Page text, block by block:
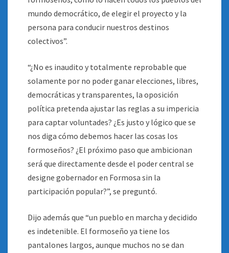
mundo democrático, de elegir el proyecto y la
persona para conducir nuestros destinos
colectivos”.
“¿No es inaudito y totalmente reprobable que
solamente por no poder ganar elecciones, libres,
democráticas y transparentes, la oposición
política pretenda ajustar las reglas a su impericia
para captar voluntades? ¿Es justo y lógico que se
nos diga cómo debemos hacer las cosas los
formoseños? ¿El próximo paso que ambicionan
será que directamente desde el poder central se
designe gobernador en Formosa sin la
participación popular?”, se preguntó.
Dijo además que “un pueblo en marcha y decidido
es indetenible. El formoseño ya tiene los
pantalones largos, aunque muchos no se dan